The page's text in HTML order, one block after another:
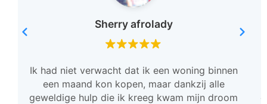
Sherry afrolady
Ik had niet verwacht dat ik een woning binnen
een maand kon kopen, maar dankzij alle
geweldige hulp die ik kreeg kwam mijn droom